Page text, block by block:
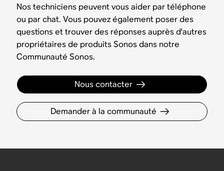
Nos techniciens peuvent vous aider par téléphone
ou par chat. Vous pouvez également poser des
questions et trouver des réponses auprès d'autres
propriétaires de produits Sonos dans notre
Communauté Sonos.
Nous contacter
Demander à la communauté